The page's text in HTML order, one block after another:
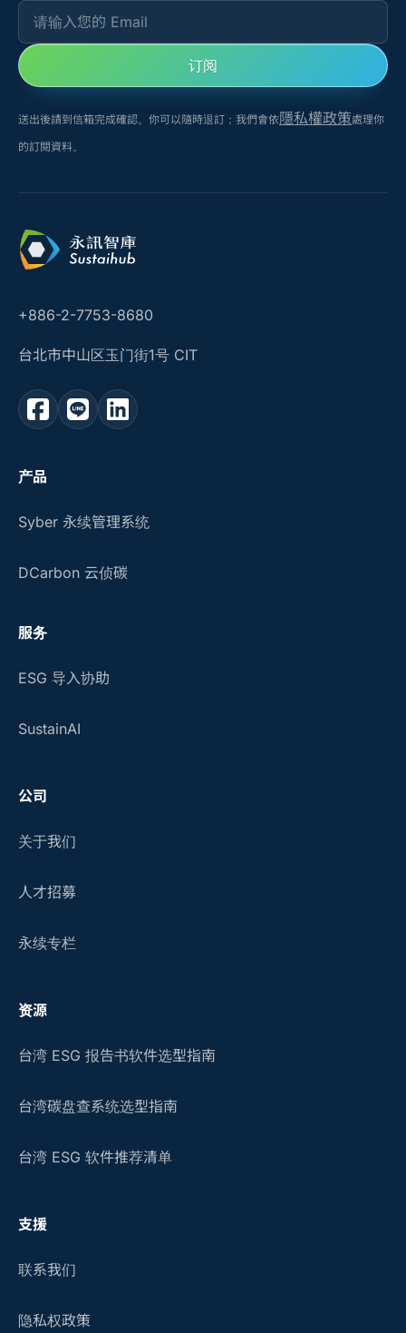
请输入您的 Email
订阅
送出後請到信箱完成確認。你可以隨時退訂；我們會依隱私權政策處理你
的訂閱資料。
+886-2-7753-8680
台北市中山区玉门街1号 CIT
产品
Syber 永续管理系统
DCarbon 云侦碳
服务
ESG 导入协助
SustainAI
公司
关于我们
人才招募
永续专栏
资源
台湾 ESG 报告书软件选型指南
台湾碳盘查系统选型指南
台湾 ESG 软件推荐清单
支援
联系我们
隐私权政策